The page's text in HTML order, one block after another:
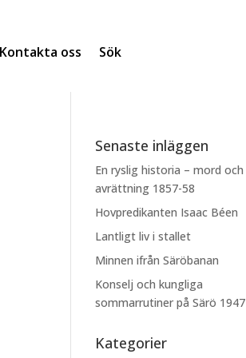
oss Sök
Senaste inläggen
En ryslig historia – mord och
avrättning 1857-58
Hovpredikanten Isaac Béen
Lantligt liv i stallet
Minnen ifrån Säröbanan
Konselj och kungliga
sommarrutiner på Särö 1947
Kategorier